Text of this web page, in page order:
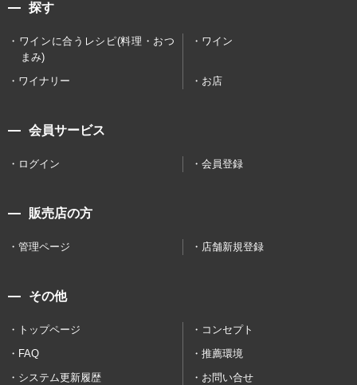
探す
ワインに合うレシピ(料理・おつ
まみ)
ワイン
ワイナリー お店
会員サービス
ログイン 会員登録
販売店の方
管理ページ 店舗新規登録
その他
トップページ
コンセプト
FAQ
推薦環境
システム更新履歴
お問い合せ